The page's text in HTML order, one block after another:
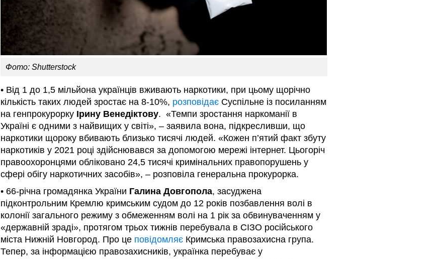
Фото: Shutterstock
• Від 1 до 1,5 мільйона українців вживають наркотики, при цьому щорічно
кількість таких людей зростає на 8-10%, розповідає Суспільне із посиланням
на генпрокурорку Ірину Венедіктову. «Темпи зростання наркоманії в
Україні є одними з найвищих у світі», – заявила вона, підкресливши, що
наркотики щороку вбивають близько тисячі людей. «Кожен п’ятий факт збуту
наркотиків у 2021 році здійснювався за допомогою мережі інтернет. Цьогоріч
правоохоронцями обліковано 24,5 тисячі кримінальних правопорушень у
сфері обігу наркотичних засобів», – розповіла генеральна прокурорка.
• 66-річна громадянка України Галина Довгопола, засуджена
підконтрольним Кремлю кримським судом до 12 років позбавлення волі в
колонії загального режиму з обмеженням волі на 1 рік за обвинуваченням у
«державній зраді», протягом трьох тижнів перебувала в СІЗО російського
міста Нижній Новгород. Про це повідомляє Кримська правозахисна група.
Тепер, за інформацією правозахисників, українка перебуває у